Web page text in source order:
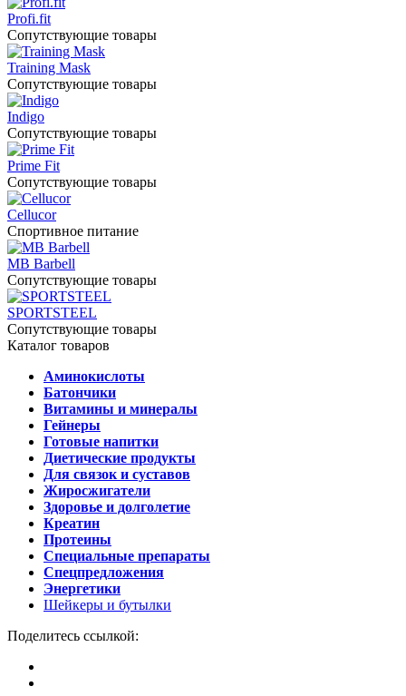
Profi.fit
Сопутствующие товары
Training Mask
Сопутствующие товары
Indigo
Сопутствующие товары
Prime Fit
Сопутствующие товары
Cellucor
Спортивное питание
MB Barbell
Сопутствующие товары
SPORTSTEEL
Сопутствующие товары
Каталог товаров
Аминокислоты
Батончики
Витамины и минералы
Гейнеры
Готовые напитки
Диетические продукты
Для связок и суставов
Жиросжигатели
Здоровье и долголетие
Креатин
Протеины
Специальные препараты
Спецпредложения
Энергетики
Шейкеры и бутылки
Поделитесь ссылкой: